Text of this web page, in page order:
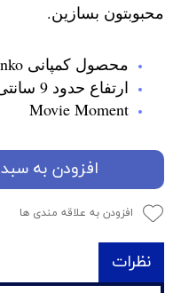
محبوبتون بسازین.
محصول کمپانی Funko
ارتفاع حدود 9 سانتی متر
Movie Moment
افزودن به
افزودن به علاقه مندی ها
نظرات